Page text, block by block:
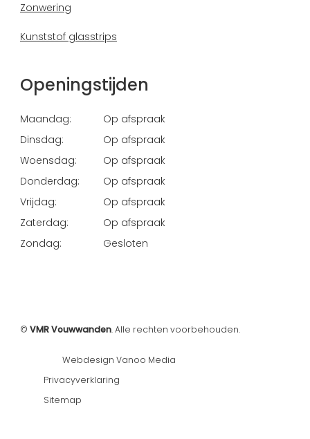
Zonwering
Kunststof glasstrips
Openingstijden
Maandag:
Op afspraak
Dinsdag:
Op afspraak
Woensdag:
Op afspraak
Donderdag:
Op afspraak
Vrijdag:
Op afspraak
Zaterdag:
Op afspraak
Zondag:
Gesloten
© VMR Vouwwanden. Alle rechten voorbehouden.
Webdesign Vanoo Media
Privacyverklaring
Sitemap